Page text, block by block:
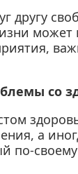
другу
может
со
а
по-